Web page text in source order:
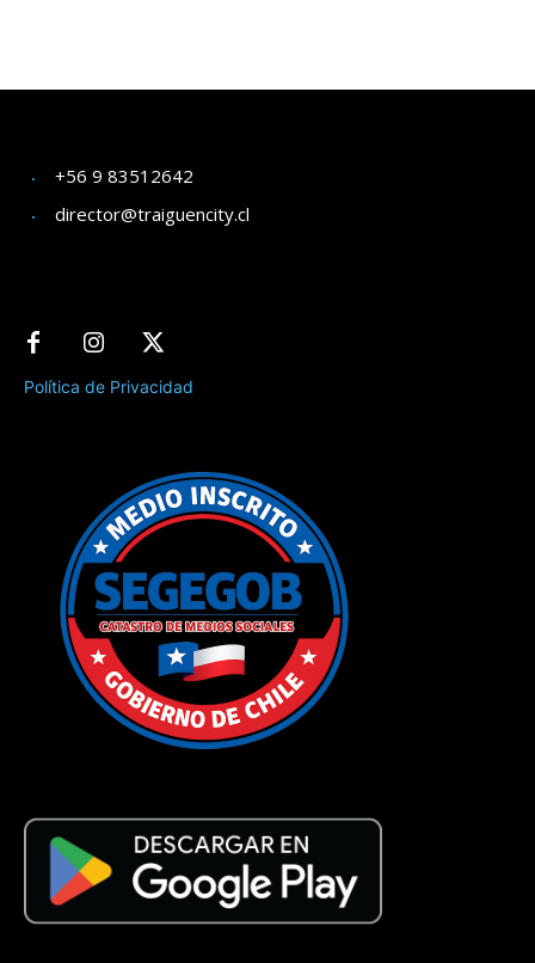
+56 9 83512642
director@traiguencity.cl
Política de Privacidad